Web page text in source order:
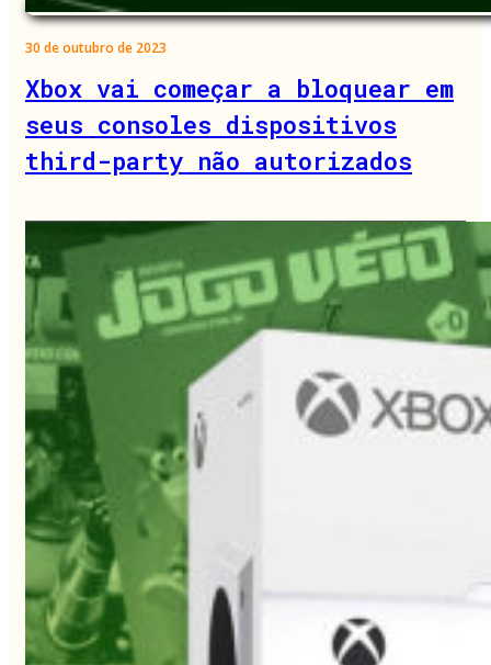
30 de outubro de 2023
Xbox vai começar a bloquear em
seus consoles dispositivos
third-party não autorizados